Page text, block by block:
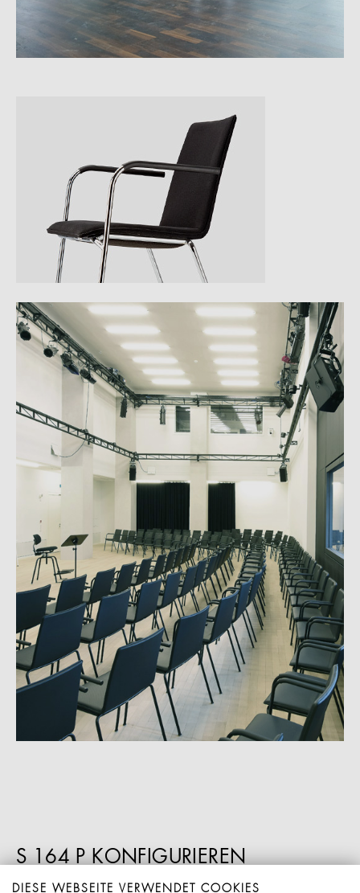
S 164 P KONFIGURIEREN
DIESE WEBSEITE VERWENDET COOKIES